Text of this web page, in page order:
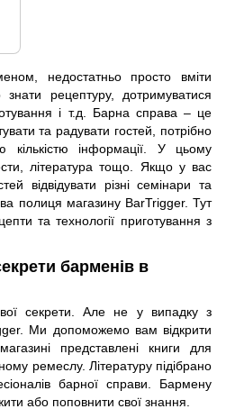
недостатньо просто вміти
знати рецептуру, дотримуватися
і т.д. Барна справа – це
та радувати гостей, потрібно
кількістю інформації. У цьому
література тощо. Якщо у вас
відвідувати різні семінари та
полиця магазину BarTrigger. Тут
та технології приготування з
барменів в
секрети. Але не у випадку з
Ми допоможемо вам відкрити
представлені книги для
ремеслу. Літературу підібрано
барної справи. Бармену
або поповнити свої знання.